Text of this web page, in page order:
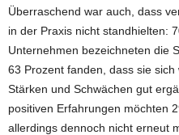
Überraschend war auch, dass
in der Praxis nicht standhielten:
Unternehmen bezeichneten die
63 Prozent fanden, dass sie
Stärken und Schwächen gut
positiven Erfahrungen möchten
allerdings dennoch nicht erneut